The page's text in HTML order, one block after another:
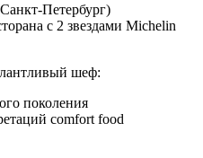
Петербург)
с 2 звездами Michelin
шеф:
поколения
comfort food